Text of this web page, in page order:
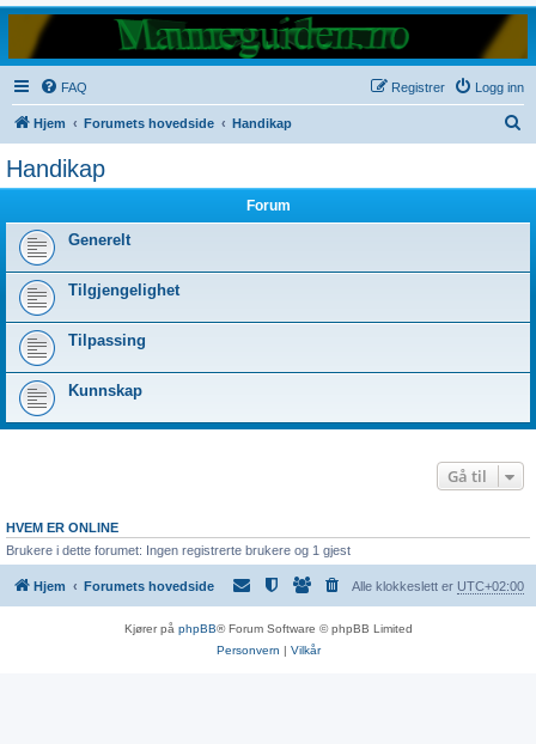
FAQ Logg inn
Registrer
Hjem Forumets hovedside Handikap
Handikap
Forum
Generelt
Tilgjengelighet
Tilpassing
Kunnskap
Gå til
HVEM ER ONLINE
Brukere i dette forumet: Ingen registrerte brukere og 1 gjest
Hjem Forumets hovedside Alle klokkeslett er UTC+02:00
Kjører på phpBB® Forum Software © phpBB Limited
Personvern | Vilkår